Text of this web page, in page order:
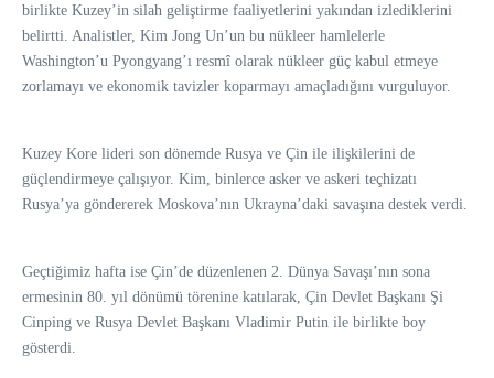
birlikte Kuzey’in silah geliştirme faaliyetlerini yakından izlediklerini
belirtti. Analistler, Kim Jong Un’un bu nükleer hamlelerle
Washington’u Pyongyang’ı resmî olarak nükleer güç kabul etmeye
zorlamayı ve ekonomik tavizler koparmayı amaçladığını vurguluyor.
Kuzey Kore lideri son dönemde Rusya ve Çin ile ilişkilerini de
güçlendirmeye çalışıyor. Kim, binlerce asker ve askeri teçhizatı
Rusya’ya göndererek Moskova’nın Ukrayna’daki savaşına destek verdi.
Geçtiğimiz hafta ise Çin’de düzenlenen 2. Dünya Savaşı’nın sona
ermesinin 80. yıl dönümü törenine katılarak, Çin Devlet Başkanı Şi
Cinping ve Rusya Devlet Başkanı Vladimir Putin ile birlikte boy
gösterdi.